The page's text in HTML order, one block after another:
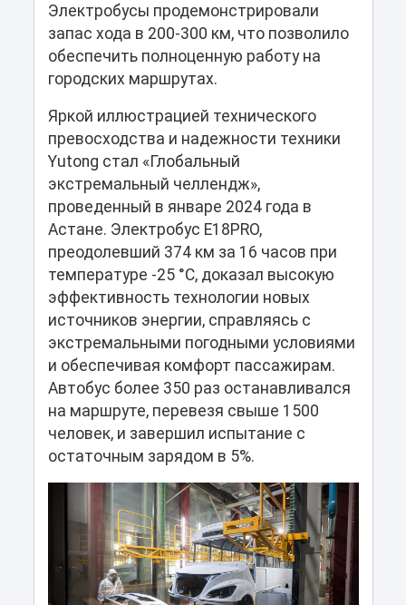
Электробусы продемонстрировали
запас хода в 200-300 км, что позволило
обеспечить полноценную работу на
городских маршрутах.
Яркой иллюстрацией технического
превосходства и надежности техники
Yutong стал «Глобальный
экстремальный челлендж»,
проведенный в январе 2024 года в
Астане. Электробус E18PRO,
преодолевший 374 км за 16 часов при
температуре -25 °C, доказал высокую
эффективность технологии новых
источников энергии, справляясь с
экстремальными погодными условиями
и обеспечивая комфорт пассажирам.
Автобус более 350 раз останавливался
на маршруте, перевезя свыше 1500
человек, и завершил испытание с
остаточным зарядом в 5%.